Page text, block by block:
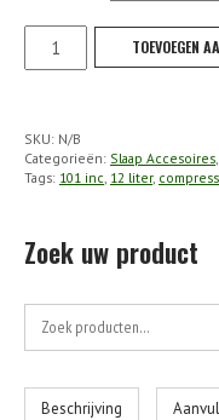
Inc
Small
aantal
TOEVOEGEN
SKU: N/B
Categorieën: Slaap Accesoires
Tags: 101 inc 12 liter,
Zoek uw product
Zoek
naar:
Beschrijving